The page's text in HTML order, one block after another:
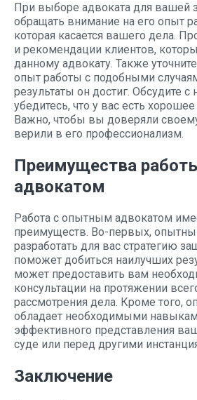
При выборе адвоката для вашей
обращать внимание на его опыт
которая касается вашего дела.
и рекомендации клиентов,
данному адвокату. Также
опыт работы с подобными
результаты он достиг. Обсудите
убедитесь, что у вас есть
Важно, чтобы вы доверяли
верили в его профессионализм.
Преимущества
адвокатом
Работа с опытным адвокатом
преимуществ. Во-первых,
разработать для вас стратегию
поможет добиться наилучших
может предоставить вам
консультации на протяжении
рассмотрения дела. Кроме того,
обладает необходимыми
эффективного представления
суде или перед другими
Заключение